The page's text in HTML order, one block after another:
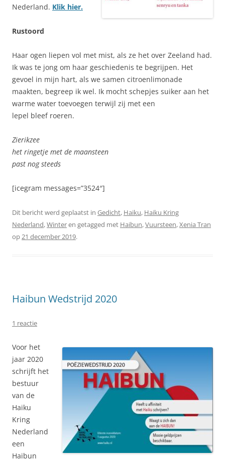
Nederland. Klik hier.
Rustoord
Haar ogen liepen vol met mist, als ze het over Zeeland had.
Ik was te jong om haar geschiedenis te begrijpen. Het
gevoel in mijn hart, als we samen citroenlimonade
maakten, begreep ik wel. Ik mocht schepjes suiker aan het
warme water toevoegen terwijl zij met een
lepel bleef roeren.
Zierikzee
het ringetje met de maansteen
past nog steeds
[icegram messages=”3524″]
Dit bericht werd geplaatst in Gedicht, Haiku, Haiku Kring
Nederland,Winteren getagged met Haibun,Vuursteen,Xenia Tran
op21 december 2019.
Haibun Wedstrijd 2020
1 reactie
Voor het
jaar 2020
schrijft het
bestuur
van de
Haiku
Kring
Nederland
een
Haibun